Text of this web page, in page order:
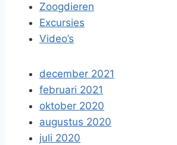
Zoogdieren
Excursies
Video’s
december 2021
februari 2021
oktober 2020
augustus 2020
juli 2020